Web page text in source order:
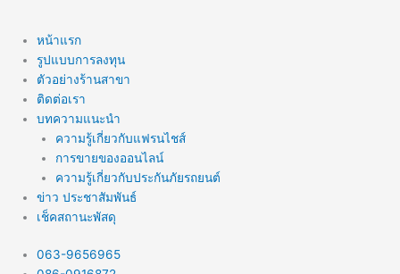
หน้าแรก
รูปแบบการลงทุน
ตัวอย่างร้านสาขา
ติดต่อเรา
บทความแนะนำ
ความรู้เกี่ยวกับแฟรนไชส์
การขายของออนไลน์
ความรู้เกี่ยวกับประกันภัยรถยนต์
ข่าว ประชาสัมพันธ์
เช็คสถานะพัสดุ
063-9656965